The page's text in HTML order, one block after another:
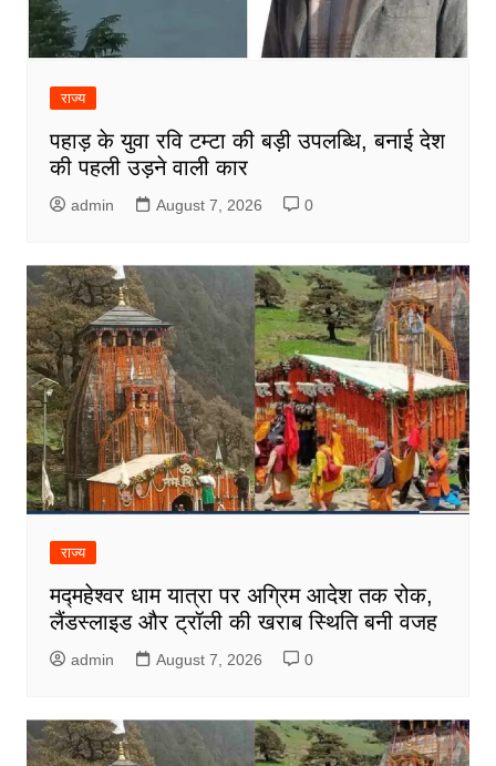
राज्य
पहाड़ के युवा रवि टम्टा की बड़ी उपलब्धि, बनाई देश
की पहली उड़ने वाली कार
admin August 7, 2026 0
राज्य
मद्महेश्वर धाम यात्रा पर अग्रिम आदेश तक रोक,
लैंडस्लाइड और ट्रॉली की खराब स्थिति बनी वजह
admin August 7, 2026 0